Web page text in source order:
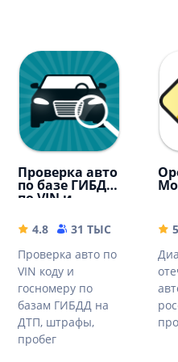
15.68 MB
Проверка авто
по базе ГИБДД
по VIN и
4.8 31 ТЫС
25.59
Проверка авто по
VIN коду и
госномеру по
базам ГИБДД на
ДТП, штрафы,
пробег
5